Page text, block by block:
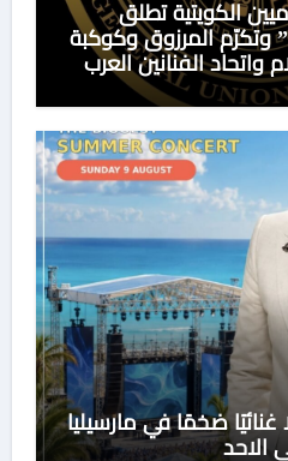
الكويتية تطلق
وتكرّم المرزوق وكوكبة
واتحاد الفنانين العرب
ضخمًا في مارسيليا
الاحد